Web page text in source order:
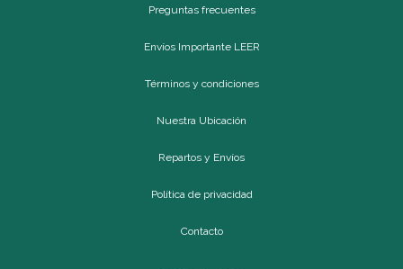
Preguntas frecuentes
Envíos Importante LEER
Términos y condiciones
Nuestra Ubicación
Repartos y Envíos
Política de privacidad
Contacto